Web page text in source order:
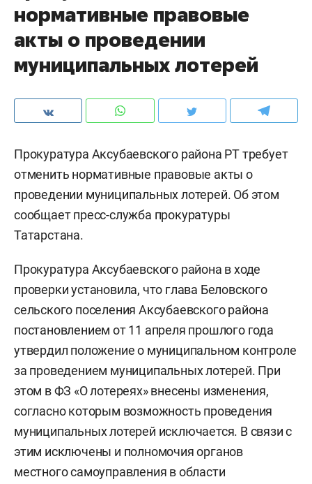
нормативные правовые
акты о проведении
муниципальных лотерей
Прокуратура Аксубаевского района РТ требует
отменить нормативные правовые акты о
проведении муниципальных лотерей. Об этом
сообщает пресс-служба прокуратуры
Татарстана.
Прокуратура Аксубаевского района в ходе
проверки установила, что глава Беловского
сельского поселения Аксубаевского района
постановлением от 11 апреля прошлого года
утвердил положение о муниципальном контроле
за проведением муниципальных лотерей. При
этом в ФЗ «О лотереях» внесены изменения,
согласно которым возможность проведения
муниципальных лотерей исключается. В связи с
этим исключены и полномочия органов
местного самоуправления в области